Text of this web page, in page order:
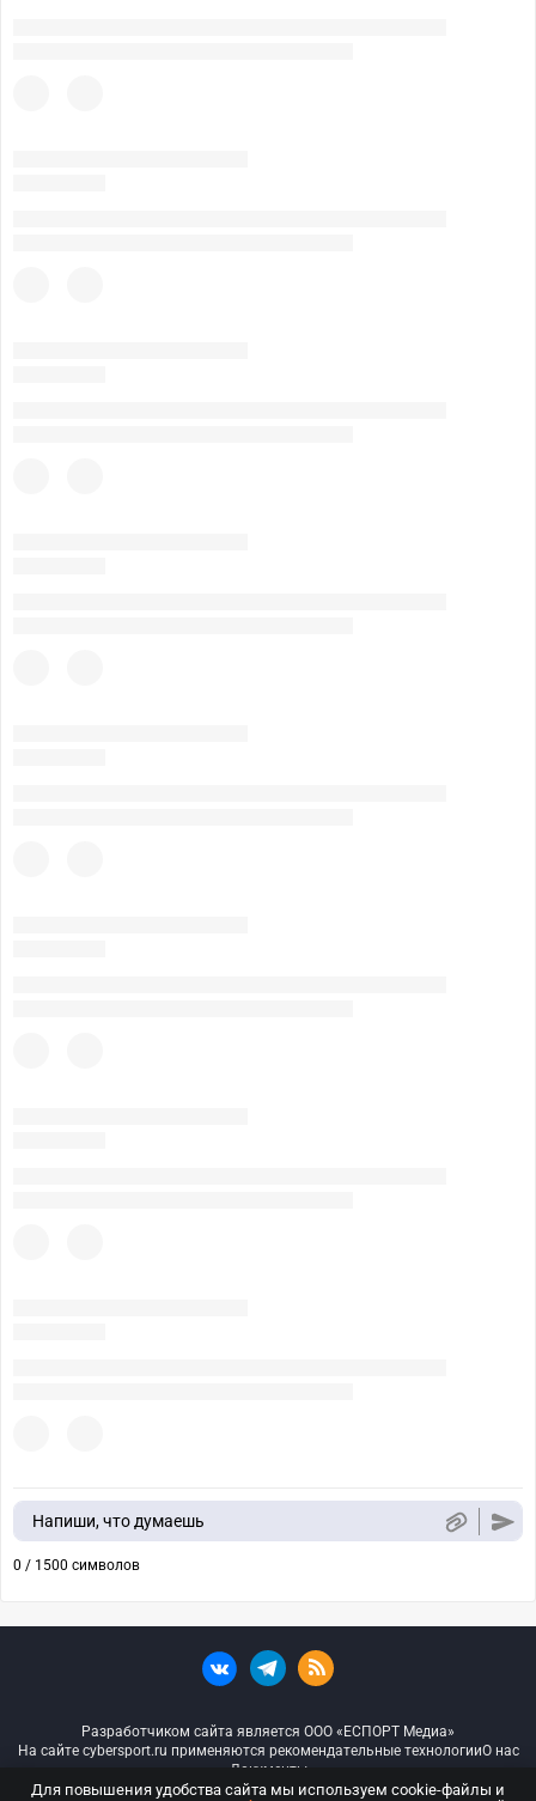
Напиши, что думаешь
0 / 1500 символов
Разработчиком сайта является ООО «ЕСПОРТ Медиа»
На сайте cybersport.ru применяются рекомендательные технологииО нас
Документы
Для повышения удобства сайта мы используем cookie-файлы и